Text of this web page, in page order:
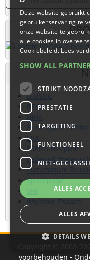
B.USOC
BEOP
BIRA
Euro Space Center
ESA
ESERO Belgium
Federaal
Planetarium
Spacepage
VRI
Wallonie Espace
Copyright © 2003-
voorbehouden -
Deze website gebruikt
gebruikerservaring te
onze website te
alle cookies in
Cookiebeleid.Lees
SHOW ALL
STRIKT
PRESTATIE
TARGETING
FUNCTIONEEL
NIET-
ALLES
ALLES
DETAILS